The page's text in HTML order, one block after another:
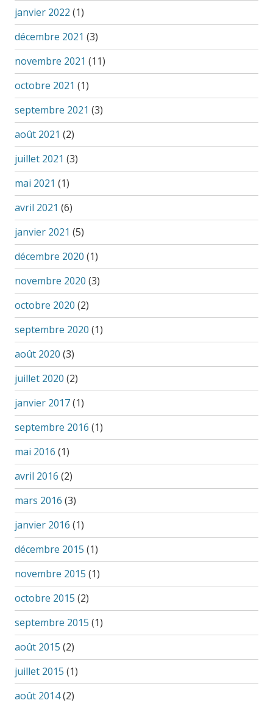
janvier 2022 (1)
décembre 2021 (3)
novembre 2021 (11)
octobre 2021 (1)
septembre 2021 (3)
août 2021 (2)
juillet 2021 (3)
mai 2021 (1)
avril 2021 (6)
janvier 2021 (5)
décembre 2020 (1)
novembre 2020 (3)
octobre 2020 (2)
septembre 2020 (1)
août 2020 (3)
juillet 2020 (2)
janvier 2017(1)
septembre 2016 (1)
mai 2016 (1)
avril 2016 (2)
mars 2016 (3)
janvier 2016 (1)
décembre 2015 (1)
novembre 2015 (1)
octobre 2015 (2)
septembre 2015 (1)
août 2015 (2)
juillet 2015 (1)
août 2014(2)